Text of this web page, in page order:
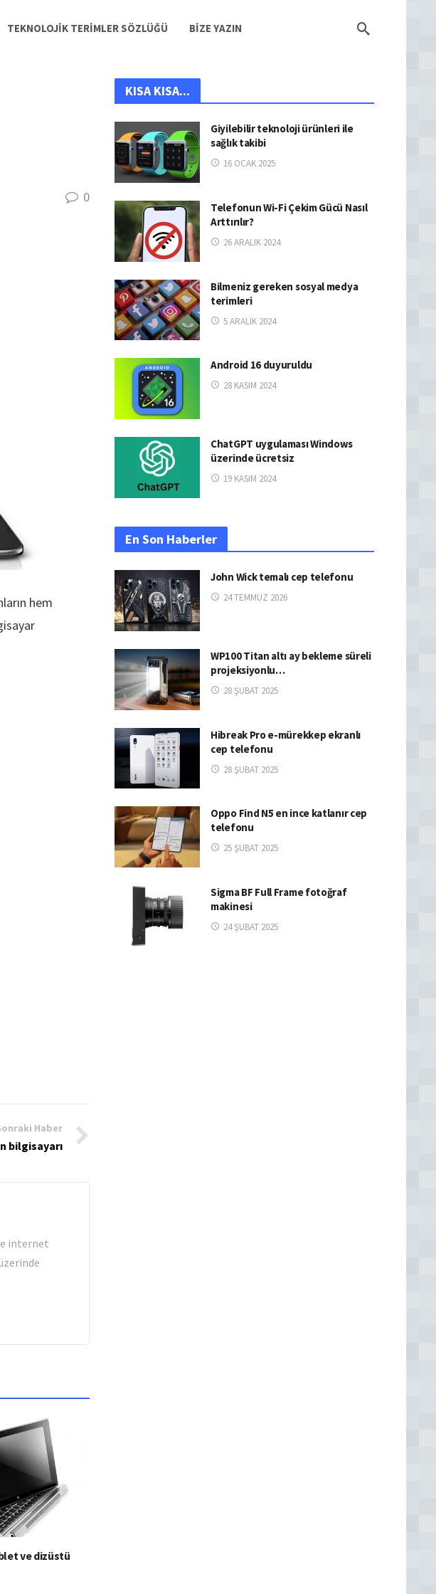
TEKNOLOJIK TERIMLER SÖZLÜĞÜ BIZE YAZIN
0
hem
Haber
bilgisayarı
internet
ve dizüstü
KISA KISA...
Giyilebilir teknoloji ürünleri ile
sağlık takibi
16 OCAK 2025
Telefonun Wi-Fi Çekim Gücü Nasıl
Arttırılır?
26 ARALIK 2024
Bilmeniz gereken sosyal medya
terimleri
5 ARALIK 2024
Android 16 duyuruldu
28 KASIM 2024
ChatGPT uygulaması Windows
üzerinde ücretsiz
19 KASIM 2024
En Son Haberler
John Wick temalı cep telefonu
24 TEMMUZ 2026
WP100 Titan altı ay bekleme süreli
projeksiyonlu…
28 ŞUBAT 2025
Hibreak Pro e-mürekkep ekranlı
cep telefonu
28 ŞUBAT 2025
Oppo Find N5 en ince katlanır cep
telefonu
25 ŞUBAT 2025
Sigma BF Full Frame fotoğraf
makinesi
24 ŞUBAT 2025